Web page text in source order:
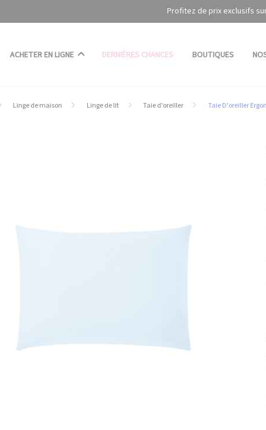
Profitez de prix exclusifs
ACHETER EN LIGNE DERNIÈRES CHANCES BOUTIQUES
Linge de maison Linge de lit Taie d'oreiller Taie D'oreiller